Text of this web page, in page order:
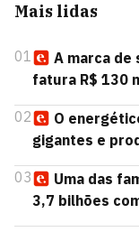
Mais lidas
01
A marca de
fatura R$ 130
02
O
gigantes e
03
Uma das
3,7 bilhões